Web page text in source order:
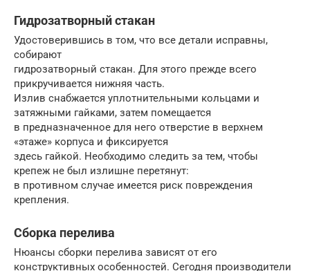
Гидрозатворный стакан
Удостоверившись в том, что все детали исправны,
собирают
гидрозатворный стакан. Для этого прежде всего
прикручивается нижняя часть.
Излив снабжается уплотнительными кольцами и
затяжными гайками, затем помещается
в предназначенное для него отверстие в верхнем
«этаже» корпуса и фиксируется
здесь гайкой. Необходимо следить за тем, чтобы
крепеж не был излишне перетянут:
в противном случае имеется риск повреждения
крепления.
Сборка перелива
Нюансы сборки перелива зависят от его
конструктивных особенностей. Сегодня производители